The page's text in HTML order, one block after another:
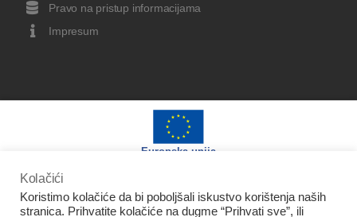
Pravo na pristup informacijama
Impresum
Europska unija
Kolačići
Koristimo kolačiće da bi poboljšali iskustvo korištenja naših
stranica. Prihvatite kolačiće na dugme “Prihvati sve”, ili